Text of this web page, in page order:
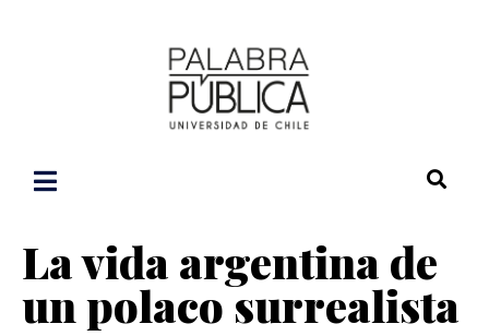
La vida argentina de
un polaco surrealista